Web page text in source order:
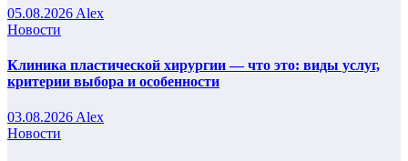
05.08.2026 Alex
Новости
Клиника пластической хирургии — что это: виды услуг,
критерии выбора и особенности
03.08.2026 Alex
Новости